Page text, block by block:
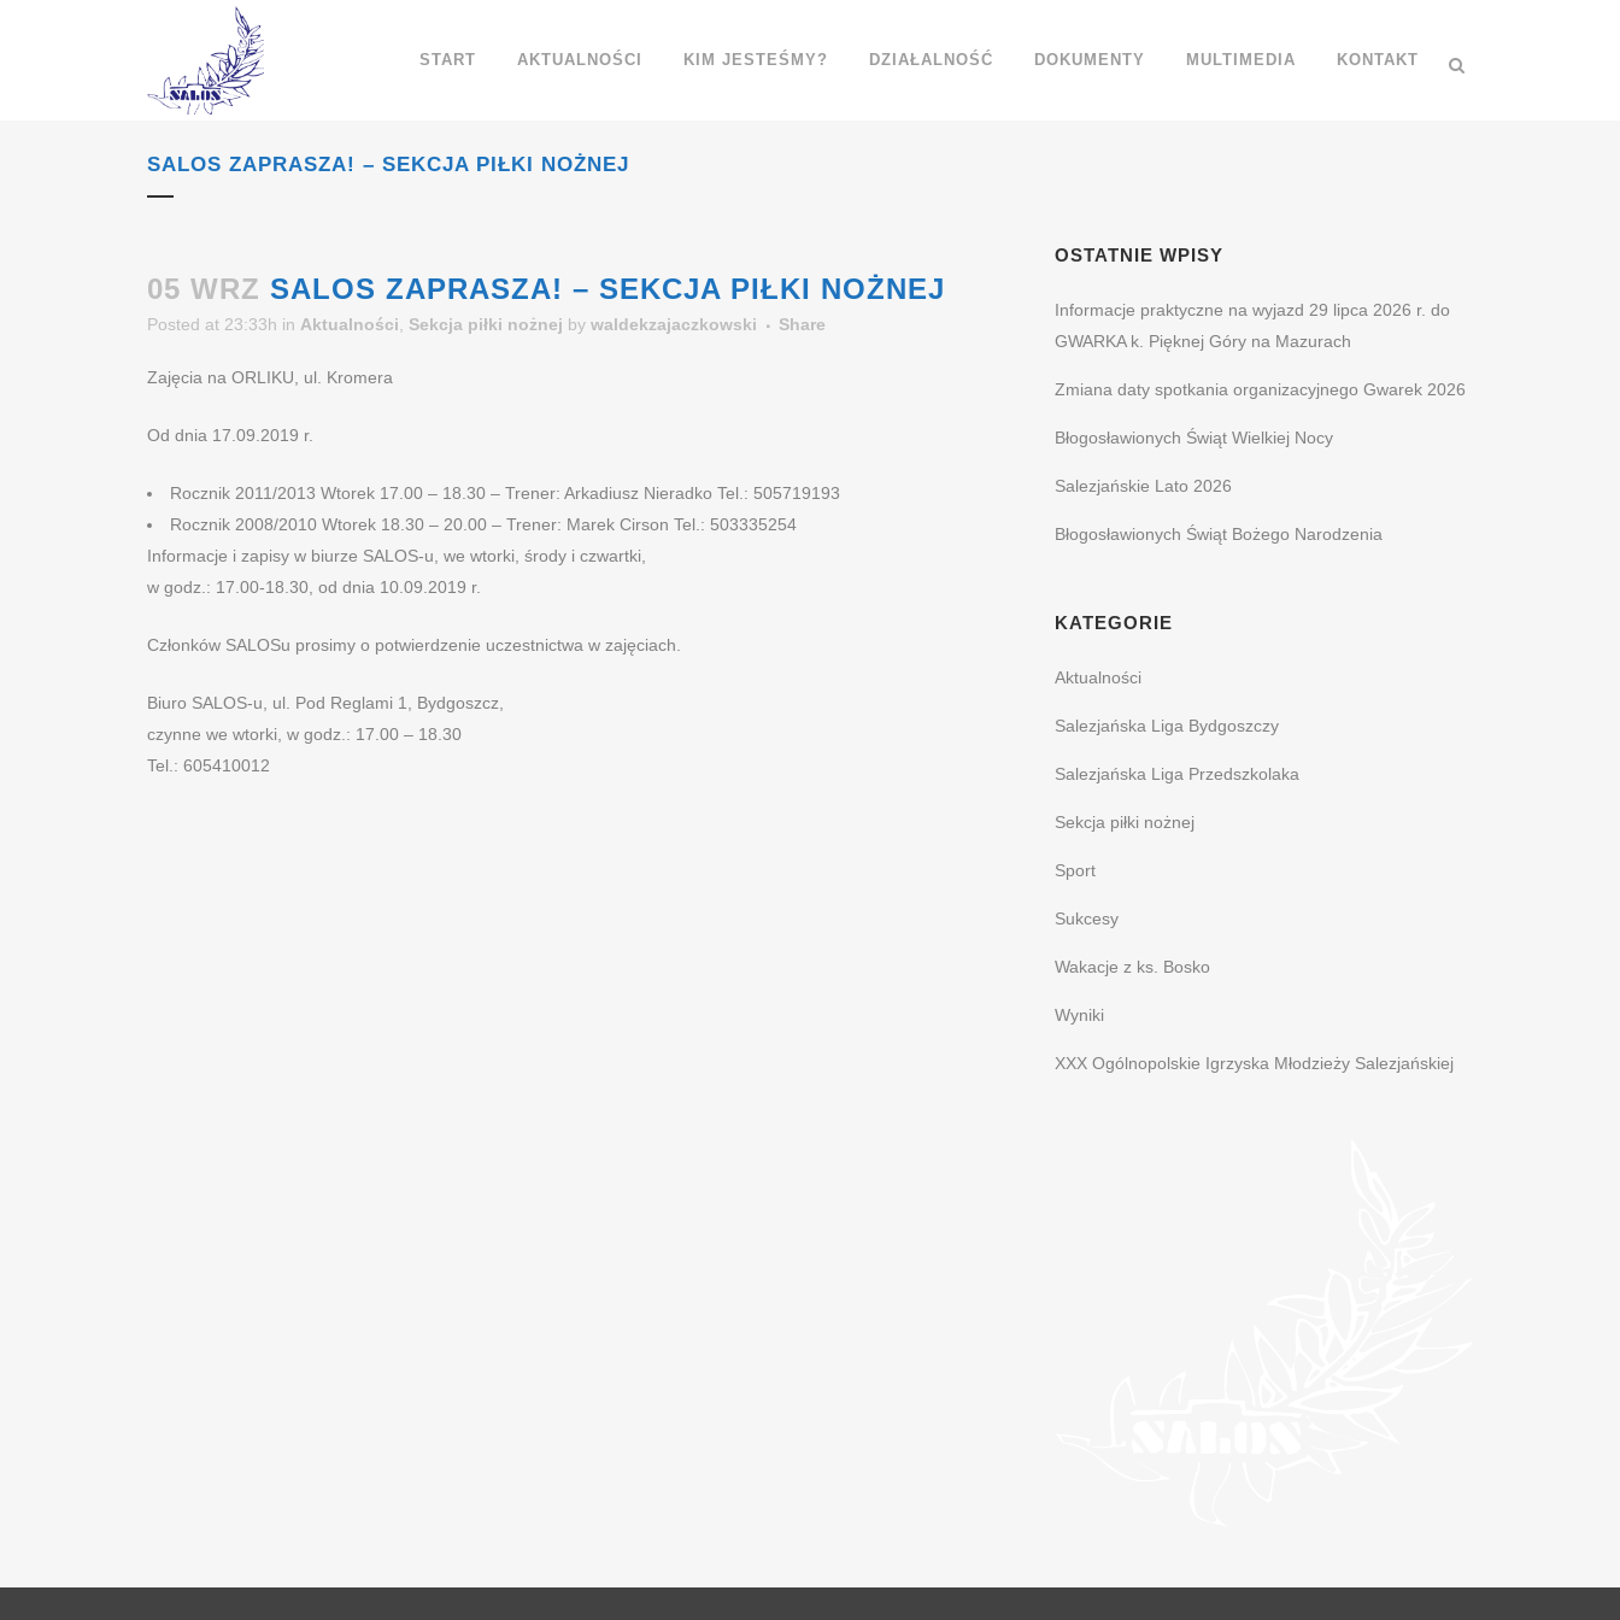
START AKTUALNOŚCI KIM JESTEŚMY? DZIAŁALNOŚĆ DOKUMENTY MULTIMEDIA KONTAKT
SALOS ZAPRASZA! – SEKCJA PIŁKI NOŻNEJ
05 WRZ SALOS ZAPRASZA! – SEKCJA PIŁKI NOŻNEJ
Posted at 23:33h in Aktualności Sekcja piłki nożnej by waldekzajaczkowski Share
Zajęcia na ORLIKU, ul. Kromera
Od dnia 17.09.2019 r.
Rocznik 2011/2013 Wtorek 17.00 – 18.30 – Trener: Arkadiusz Nieradko Tel.: 505719193
Rocznik 2008/2010 Wtorek 18.30 – 20.00 – Trener: Marek Cirson Tel.: 503335254
Informacje i zapisy w biurze SALOS-u, we wtorki, środy i czwartki,
w godz.: 17.00-18.30, od dnia 10.09.2019 r.
Członków SALOSu prosimy o potwierdzenie uczestnictwa w zajęciach.
Biuro SALOS-u, ul. Pod Reglami 1, Bydgoszcz,
czynne we wtorki, w godz.: 17.00 – 18.30
Tel.: 605410012
OSTATNIE WPISY
Informacje praktyczne na wyjazd 29 lipca 2026 r. do
GWARKA k. Pięknej Góry na Mazurach
Zmiana daty spotkania organizacyjnego Gwarek 2026
Błogosławionych Świąt Wielkiej Nocy
Salezjańskie Lato 2026
Błogosławionych Świąt Bożego Narodzenia
KATEGORIE
Aktualności
Salezjańska Liga Bydgoszczy
Salezjańska Liga Przedszkolaka
Sekcja piłki nożnej
Sport
Sukcesy
Wakacje z ks. Bosko
Wyniki
XXX Ogólnopolskie Igrzyska Młodzieży Salezjańskiej